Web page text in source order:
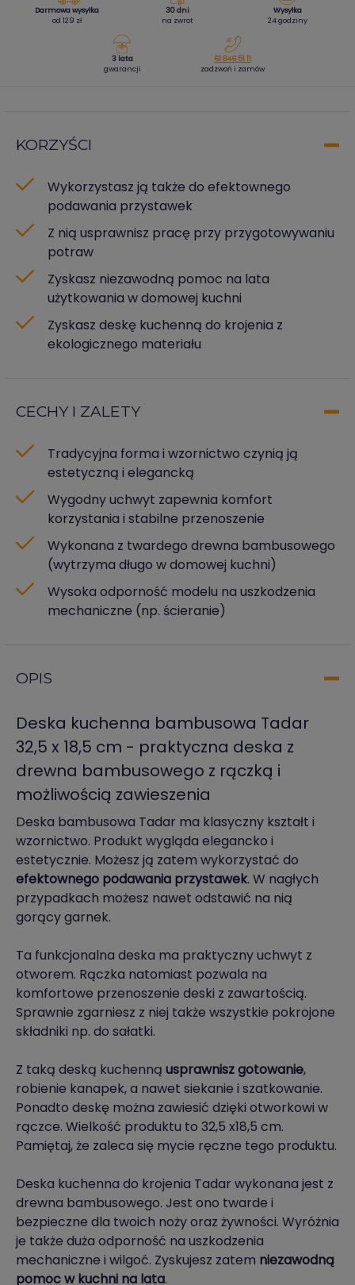
Darmowa wysyłka
od 129 zł
30 dni
na zwrot
Wysyłka
24 godziny
3 lata
gwarancji
61 846 51 11
zadzwoń i zamów
KORZYŚCI
Wykorzystasz ją także do efektownego
podawania przystawek
Z nią usprawnisz pracę przy przygotowywaniu
potraw
Zyskasz niezawodną pomoc na lata
użytkowania w domowej kuchni
Zyskasz deskę kuchenną do krojenia z
ekologicznego materiału
CECHY I ZALETY
Tradycyjna forma i wzornictwo czynią ją
estetyczną i elegancką
Wygodny uchwyt zapewnia komfort
korzystania i stabilne przenoszenie
Wykonana z twardego drewna bambusowego
(wytrzyma długo w domowej kuchni)
Wysoka odporność modelu na uszkodzenia
mechaniczne (np. ścieranie)
OPIS
Deska kuchenna bambusowa Tadar
32,5 x 18,5 cm - praktyczna deska z
drewna bambusowego z rączką i
możliwością zawieszenia
Deska bambusowa Tadar ma klasyczny kształt i
wzornictwo. Produkt wygląda elegancko i
estetycznie. Możesz ją zatem wykorzystać do
efektownego podawania przystawek. W nagłych
przypadkach możesz nawet odstawić na nią
gorący garnek.
Ta funkcjonalna deska ma praktyczny uchwyt z
otworem. Rączka natomiast pozwala na
komfortowe przenoszenie deski z zawartością.
Sprawnie zgarniesz z niej także wszystkie pokrojone
składniki np. do sałatki.
Z taką deską kuchenną usprawnisz gotowanie,
robienie kanapek, a nawet siekanie i szatkowanie.
Ponadto deskę można zawiesić dzięki otworkowi w
rączce. Wielkość produktu to 32,5 x18,5 cm.
Pamiętaj, że zaleca się mycie ręczne tego produktu.
Deska kuchenna do krojenia Tadar wykonana jest z
drewna bambusowego. Jest ono twarde i
bezpieczne dla twoich noży oraz żywności. Wyróżnia
je także duża odporność na uszkodzenia
mechaniczne i wilgoć. Zyskujesz zatem niezawodną
pomoc w kuchni na lata.